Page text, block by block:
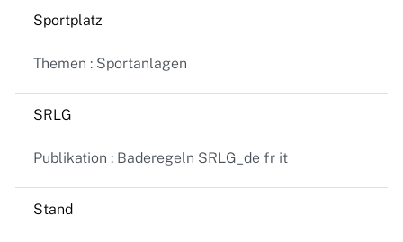
Sportplatz
Themen : Sportanlagen
SRLG
Publikation : Baderegeln SRLG_de fr it
Stand